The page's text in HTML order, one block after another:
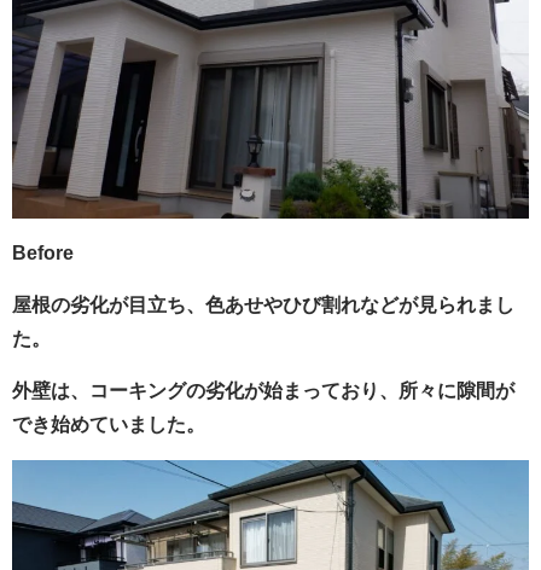
Before
屋根の劣化が目立ち、色あせやひび割れなどが見られまし
た。
外壁は、コーキングの劣化が始まっており、所々に隙間が
でき始めていました。